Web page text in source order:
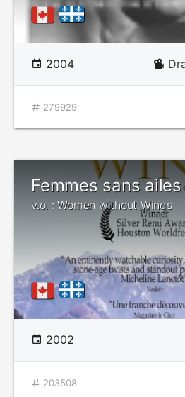
2004
279929
Femmes sans ailes
v.o. : Women without Wings
2002
203508